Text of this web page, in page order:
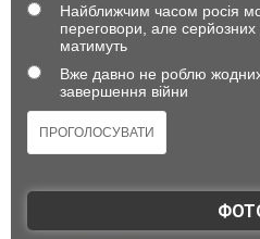
Найближчим часом росія
переговори, але серйозних
матимуть
Вже давно не роблю
завершення війни